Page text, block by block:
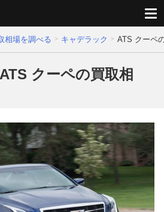
相場を調べる キャデラック ATS クーペ
クーペの買取相